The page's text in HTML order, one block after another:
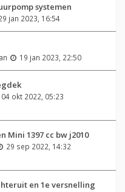
systemen
jan 2023, 16:54
19 jan 2023, 22:50
04 okt 2022, 05:23
Mini 1397 cc bw j2010
29 sep 2022, 14:32
en 1e versnelling